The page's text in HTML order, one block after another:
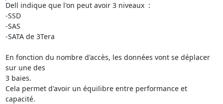
Dell indique que l'on peut avoir 3 niveaux  :
-SSD
-SAS
-SATA de 3Tera
En fonction du nombre d'accès, les données vont se déplacer
sur une des
3 baies.
Cela permet d'avoir un équilibre entre performance et
capacité.